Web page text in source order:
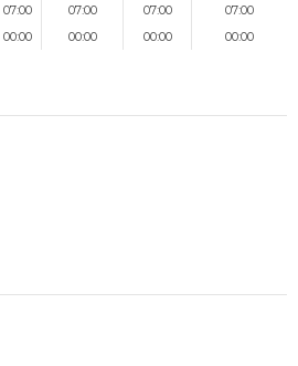
07:00 07:00 07:00
07:00
00:00 00:00 00:00 00:00